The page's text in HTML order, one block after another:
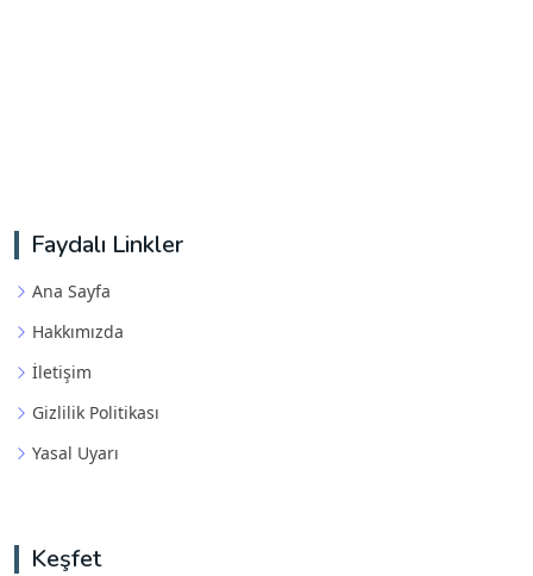
Faydalı Linkler
Ana Sayfa
Hakkımızda
İletişim
Gizlilik Politikası
Yasal Uyarı
Keşfet